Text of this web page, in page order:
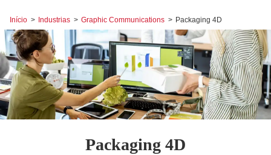
Início > Industrias > Graphic Communications > Packaging 4D
Packaging 4D